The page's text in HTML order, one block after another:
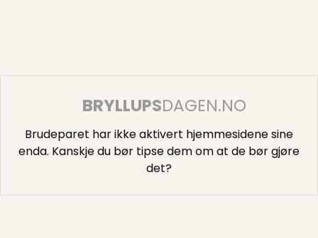
BRYLLUPSDAGEN.NO
Brudeparet har ikke aktivert hjemmesidene sine
enda. Kanskje du bør tipse dem om at de bør gjøre
det?